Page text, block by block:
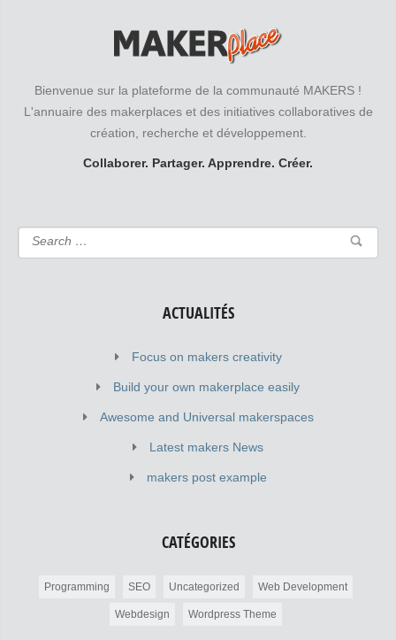
Bienvenue sur la plateforme de la communauté MAKERS !
L'annuaire des makerplaces et des initiatives collaboratives de
création, recherche et développement.
Collaborer. Partager. Apprendre. Créer.
ACTUALITÉS
Focus on makers creativity
Build your own makerplace easily
Awesome and Universal makerspaces
Latest makers News
makers post example
CATÉGORIES
Programming SEO Uncategorized Web Development
Webdesign Wordpress Theme